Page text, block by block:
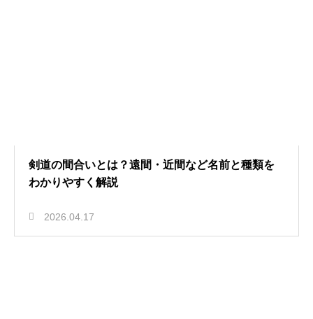
剣道の間合いとは？遠間・近間など名前と種類を
わかりやすく解説
2026.04.17